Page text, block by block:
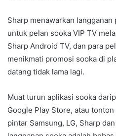
Sharp menawarkan
untuk pelan sooka VIP TV
Sharp Android TV, dan para
menikmati promosi sooka di
datang tidak lama lagi.
Muat turun aplikasi sooka
Google Play Store, atau
pintar Samsung, LG, Sharp